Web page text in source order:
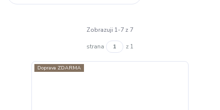
Zobrazuji 1-7 z 7
strana z 1
Doprava ZDARMA